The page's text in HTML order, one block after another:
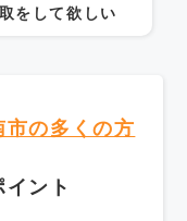
をして欲しい
市の多くの方
イント